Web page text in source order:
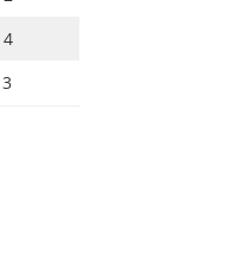
4 متری
3 الوان